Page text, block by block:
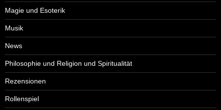
Magie und Esoterik
Musik
News
Philosophie und Religion und Spiritualität
Rezensionen
Rollenspiel